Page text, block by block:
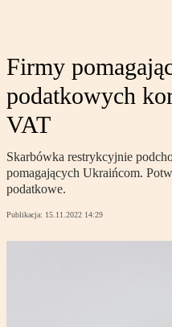
Firmy
podatkowych
VAT
Skarbówka restrykcyjnie
pomagających Ukraińcom.
podatkowe.
Publikacja: 15.11.2022 14:29